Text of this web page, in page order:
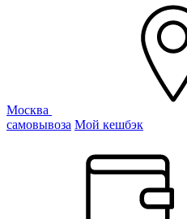
Москва
самовывоза Мой кешбэк